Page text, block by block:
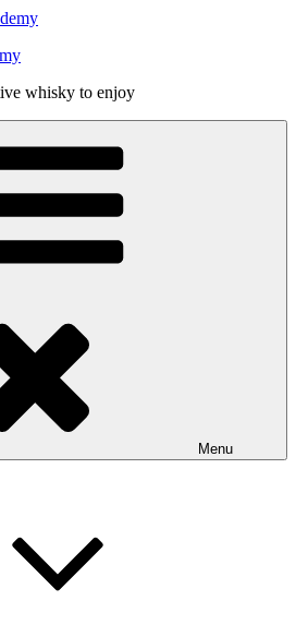
whisky to enjoy
Menu